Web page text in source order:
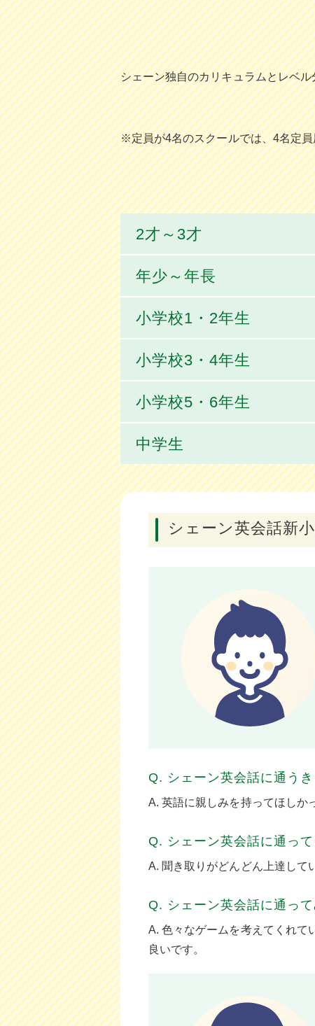
シェーン独⾃のカリキュラムとレベ
※定員が4名のスクールでは、4名定
2才～3才
年少～年長
小学校1・2年生
小学校3・4年生
小学校5・6年生
中学生
シェーン英会話新
Q. シェーン英会話に通う
A. 英語に親しみを持ってほしか
Q. シェーン英会話に通っ
A. 聞き取りがどんどん上達して
Q. シェーン英会話に通っ
A. 色々なゲームを考えてくれて
良いです。